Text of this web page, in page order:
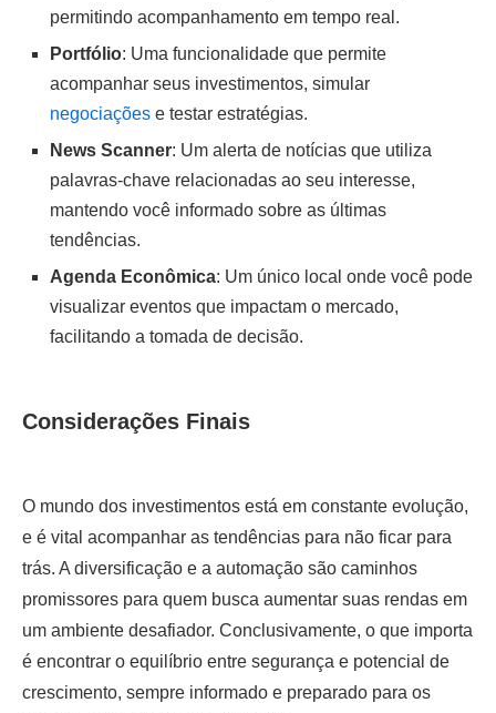
permitindo acompanhamento em tempo real.
Portfólio: Uma funcionalidade que permite
acompanhar seus investimentos, simular
negociações e testar estratégias.
News Scanner: Um alerta de notícias que utiliza
palavras-chave relacionadas ao seu interesse,
mantendo você informado sobre as últimas
tendências.
Agenda Econômica: Um único local onde você pode
visualizar eventos que impactam o mercado,
facilitando a tomada de decisão.
Considerações Finais
O mundo dos investimentos está em constante evolução,
e é vital acompanhar as tendências para não ficar para
trás. A diversificação e a automação são caminhos
promissores para quem busca aumentar suas rendas em
um ambiente desafiador. Conclusivamente, o que importa
é encontrar o equilíbrio entre segurança e potencial de
crescimento, sempre informado e preparado para os